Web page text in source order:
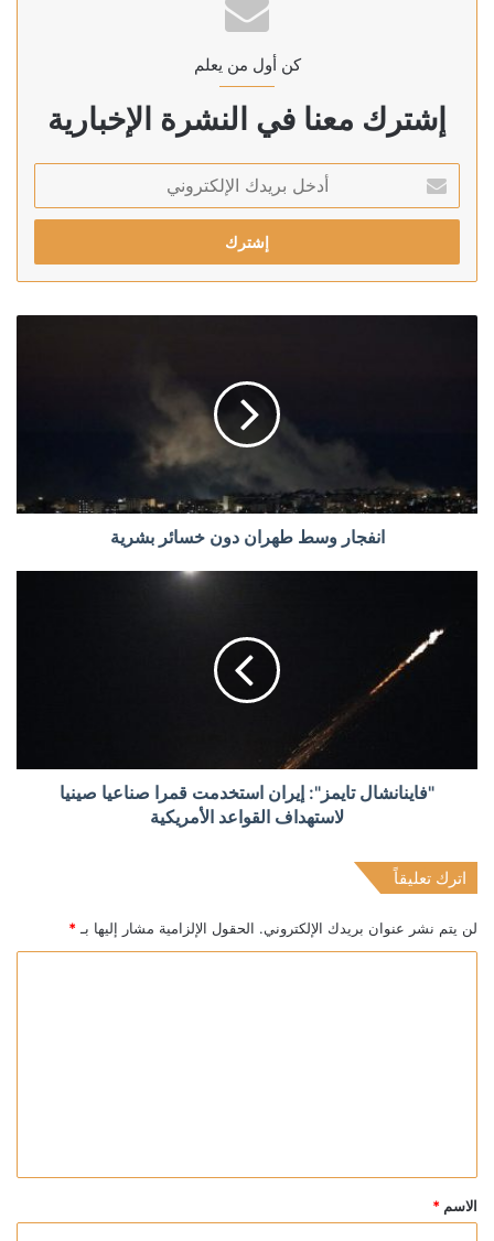
كن أول من يعلم
إشترك معنا في النشرة الإخبارية
بريدك
الإلكتروني
انفجار وسط طهران دون خسائر بشرية
"فاينانشال تايمز": إيران استخدمت قمرا صناعيا صينيا
لاستهداف القواعد الأمريكية
اترك تعليقاً
لن يتم نشر عنوان بريدك الإلكتروني. الحقول الإلزامية مشار إليها بـ *
*
الاسم *